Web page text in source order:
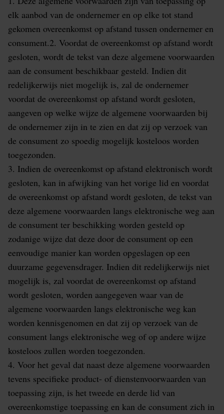
elk aanbod van de ondernemer en op elke tot stand
gekomen overeenkomst op afstand tussen ondernemer en
consument.2. Voordat de overeenkomst op afstand wordt
gesloten, wordt de tekst van deze algemene voorwaarden
aan de consument beschikbaar gesteld. Indien dit
redelijkerwijs niet mogelijk is, zal de ondernemer
voordat de overeenkomst op afstand wordt gesloten,
aangeven op welke wijze de algemene voorwaarden bij
de ondernemer zijn in te zien en dat zij op verzoek van
de consument zo spoedig mogelijk kosteloos worden
toegezonden.
3. Indien de overeenkomst op afstand elektronisch wordt
gesloten, kan in afwijking van het vorige lid en voordat
de overeenkomst op afstand wordt gesloten, de tekst van
deze algemene voorwaarden langs elektronische weg aan
de consument ter beschikking worden gesteld op
zodanige wijze dat deze door de consument op een
eenvoudige manier kan worden opgeslagen op een
duurzame gegevensdrager. Indien dit redelijkerwijs niet
mogelijk is, zal voordat de overeenkomst op afstand
wordt gesloten, worden aangegeven waar van de
algemene voorwaarden langs elektronische weg kan
worden kennisgenomen en dat zij op verzoek van de
consument langs elektronische weg of op andere wijze
kosteloos zullen worden toegezonden.
4. Voor het geval dat naast deze algemene voorwaarden
tevens specifieke product- of dienstenvoorwaarden van
toepassing zijn, is het tweede en derde lid van
overeenkomstige toepassing en kan de consument zich in